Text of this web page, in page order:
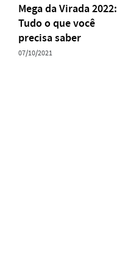
Mega da Virada 2022:
Tudo o que você
precisa saber
07/10/2021